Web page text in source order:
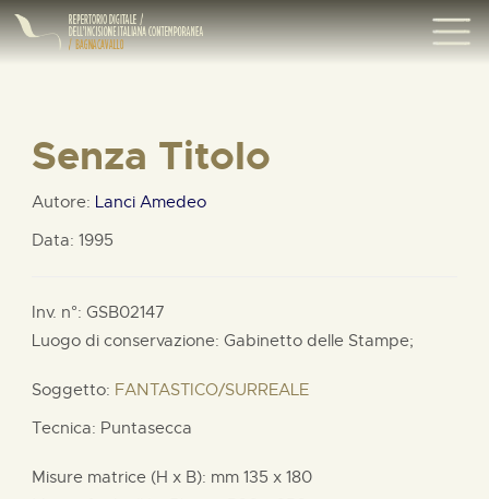
Senza Titolo
Autore: Lanci Amedeo
Data: 1995
Inv. n°: GSB02147
Luogo di conservazione: Gabinetto delle Stampe;
Soggetto: FANTASTICO/SURREALE
Tecnica: Puntasecca
Misure matrice (H x B): mm 135 x 180